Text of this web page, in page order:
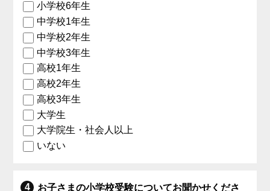
小学校6年生
中学校1年生
中学校2年生
中学校3年生
高校1年生
高校2年生
高校3年生
大学生
大学院生・社会人以上
いない
お子さまの小学校受験についてお聞かせくださ